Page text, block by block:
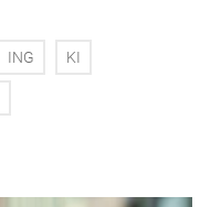
ING KI